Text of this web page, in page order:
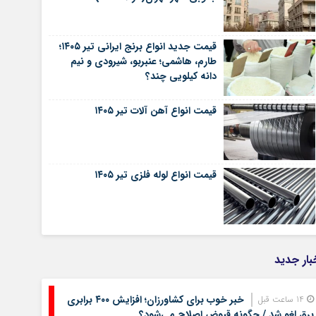
قیمت جدید انواع برنج ایرانی تیر ۱۴۰۵؛
طارم، هاشمی؛ عنبربو، شیرودی و نیم
دانه کیلویی چند؟
قیمت انواع آهن آلات تیر ۱۴۰۵
قیمت انواع لوله فلزی تیر ۱۴۰۵
جدید
خبر خوب برای کشاورزان؛ افزایش ۴۰۰ برابری